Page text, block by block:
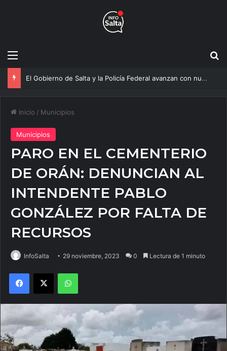
Menú
El Gobierno de Salta y la Policía Federal avanzan con nuevas medidas contra el delito
Inicio / Municipios
Municipios
PARO EN EL CEMENTERIO
DE ORÁN: DENUNCIAN AL
INTENDENTE PABLO
GONZÁLEZ POR FALTA DE
RECURSOS
InfoSalta 29 noviembre, 2023 0 Lectura de 1 minuto
Facebook
X WhatsApp